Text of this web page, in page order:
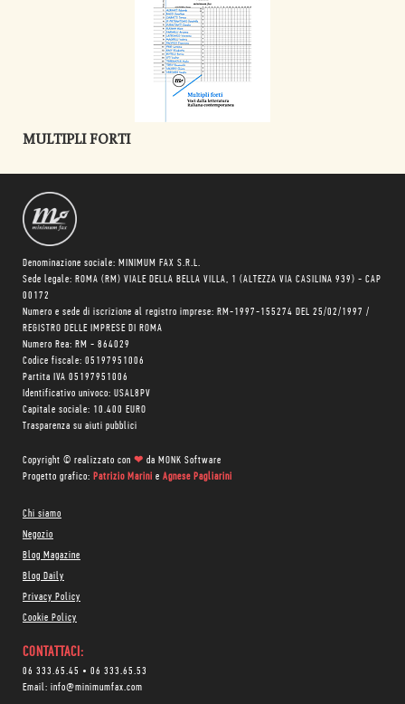
MULTIPLI FORTI
Denominazione sociale: MINIMUM FAX S.R.L.
Sede legale: ROMA (RM) VIALE DELLA BELLA VILLA, 1 (ALTEZZA VIA CASILINA 939) - CAP
00172
Numero e sede di iscrizione al registro imprese: RM-1997-155274 DEL 25/02/1997 /
REGISTRO DELLE IMPRESE DI ROMA
Numero Rea: RM - 864029
Codice fiscale: 05197951006
Partita IVA 05197951006
Identificativo univoco: USAL8PV
Capitale sociale: 10.400 EURO
Trasparenza su aiuti pubblici
Copyright © realizzato con ❤ da MONK Software
Progetto grafico: Patrizio Marini e Agnese Pagliarini
Chi siamo
Negozio
Blog Magazine
Blog Daily
Privacy Policy
Cookie Policy
CONTATTACI:
06 333.65.45 • 06 333.65.53
Email: info@minimumfax.com